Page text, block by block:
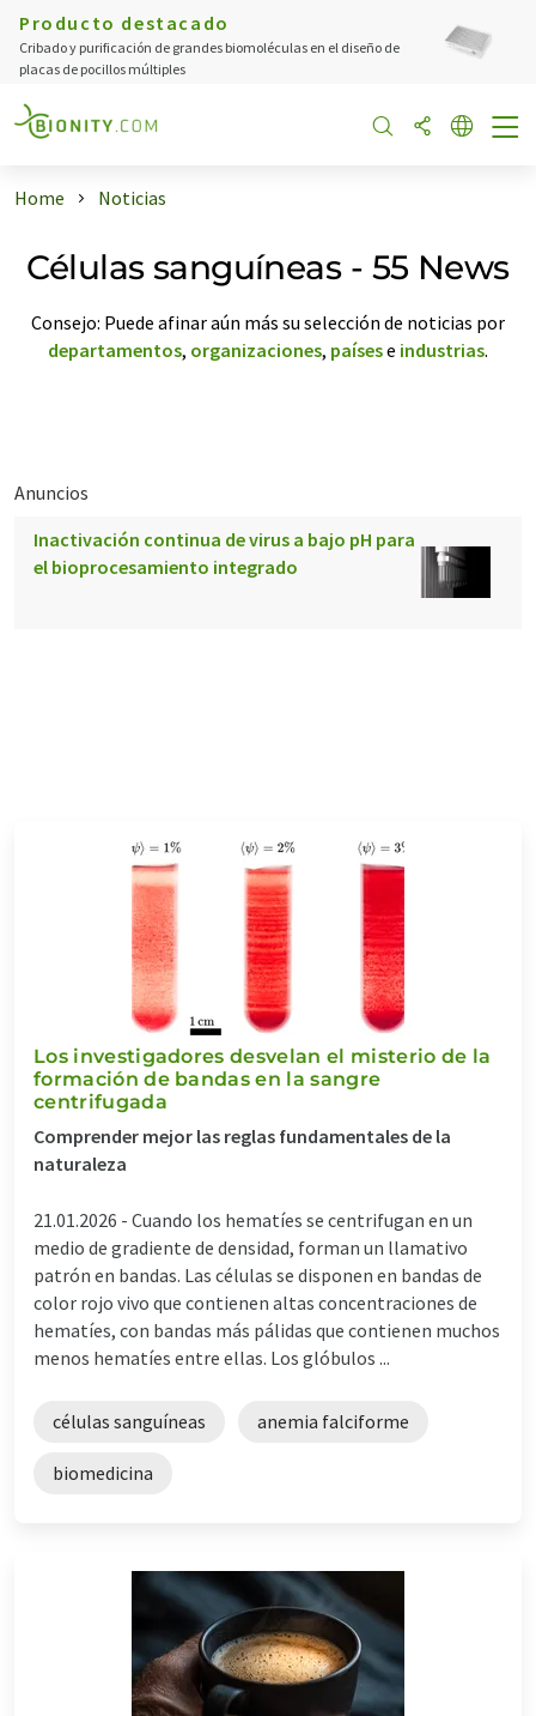
Producto destacado
Cribado y purificación de grandes biomoléculas en el diseño de
placas de pocillos múltiples
Home Noticias
Células sanguíneas - 55 News
Consejo: Puede afinar aún más su selección de noticias por
departamentos, organizaciones, paísese industrias.
Anuncios
Inactivación continua de virus a bajo pH para
el bioprocesamiento integrado
Los investigadores desvelan el misterio de la
formación de bandas en la sangre
centrifugada
Comprender mejor las reglas fundamentales de la
naturaleza
21.01.2026 - Cuando los hematíes se centrifugan en un
medio de gradiente de densidad, forman un llamativo
patrón en bandas. Las células se disponen en bandas de
color rojo vivo que contienen altas concentraciones de
hematíes, con bandas más pálidas que contienen muchos
menos hematíes entre ellas. Los glóbulos ...
células sanguíneas anemia falciforme
biomedicina